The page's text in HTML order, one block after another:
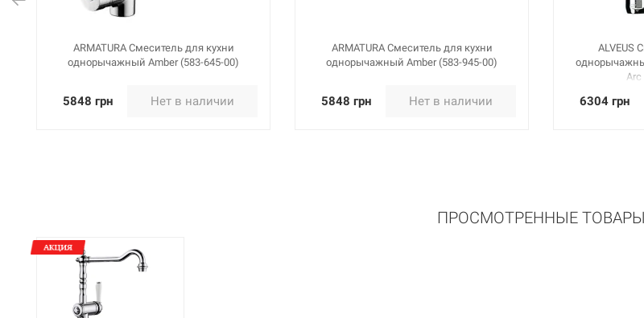
ARMATURA Смеситель для кухни
однорычажный Amber (583-645-00)
5848 грн Нет в наличии
ARMATURA Смеситель для кухни
однорычажный Amber (583-945-00)
5848 грн Нет в наличии
ALVEUS
Arc
6304 грн
ПРОСМОТРЕННЫЕ ТОВАРЫ